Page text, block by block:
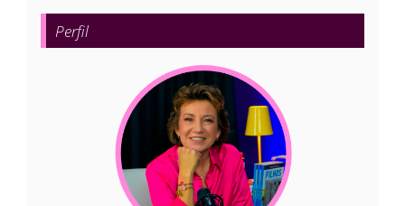
para:
Perfil